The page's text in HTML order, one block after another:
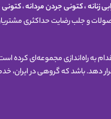
زنانه،کتونی جردن مردانه،کتونی
و جلب رضایت حداکثری
به راه‌اندازی مجموعه‌ای
دهد. باشد که گروهی در ایران،